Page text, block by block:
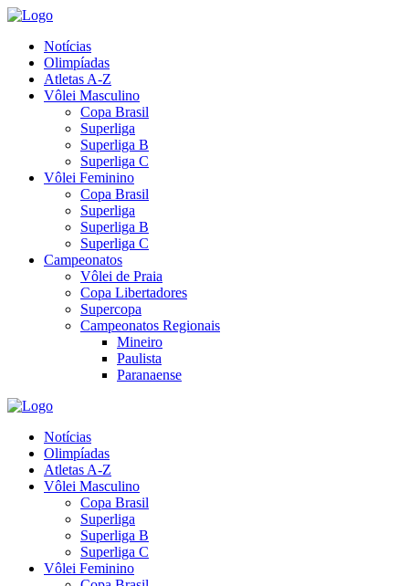
Notícias
Olimpíadas
Atletas A-Z
Vôlei Masculino
Copa Brasil
Superliga
Superliga B
Superliga C
Vôlei Feminino
Copa Brasil
Superliga
Superliga B
Superliga C
Campeonatos
Vôlei de Praia
Copa Libertadores
Supercopa
Campeonatos Regionais
Mineiro
Paulista
Paranaense
Notícias
Olimpíadas
Atletas A-Z
Vôlei Masculino
Copa Brasil
Superliga
Superliga B
Superliga C
Vôlei Feminino